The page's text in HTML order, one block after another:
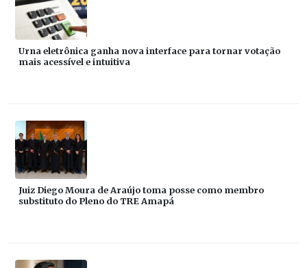
Urna eletrônica ganha nova interface para tornar votação
mais acessível e intuitiva
Juiz Diego Moura de Araújo toma posse como membro
substituto do Pleno do TRE Amapá